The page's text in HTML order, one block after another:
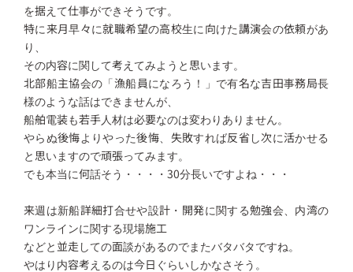
を据えて仕事ができそうです。
特に来月早々に就職希望の高校生に向けた講演会の依頼があ
り、
その内容に関して考えてみようと思います。
北部船主協会の「漁船員になろう！」で有名な吉田事務局長
様のような話はできませんが、
船舶電装も若手人材は必要なのは変わりありません。
やらぬ後悔よりやった後悔、失敗すれば反省し次に活かせる
と思いますので頑張ってみます。
でも本当に何話そう・・・・30分長いですよね・・・
来週は新船詳細打合せや設計・開発に関する勉強会、内湾の
ワンラインに関する現場施工
などと並走しての面談があるのでまたバタバタですね。
やはり内容考えるのは今日ぐらいしかなさそう。